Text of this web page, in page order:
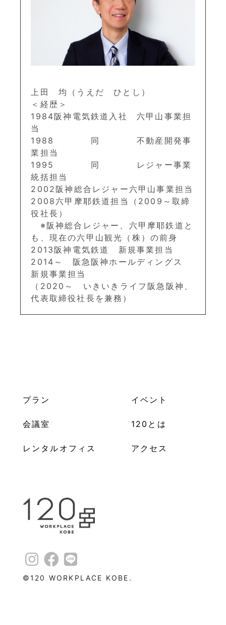
上田 均（うえだ ひとし）
＜経歴＞
1984阪神電気鉄道入社 六甲山事業担
当
1988 同 不動産開発事
業担当
1995 同 レジャー事業
統括担当
2002阪神総合レジャー六甲山事業担当
2008六甲摩耶鉄道担当（2009～取締
役社長）
※阪神総合レジャー、六甲摩耶鉄道と
も、現在の六甲山観光（株）の前身
2013阪神電気鉄道 新規事業担当
2014～ 阪急阪神ホールディングス
新規事業担当
（2020～ いきいきライフ阪急阪神、
代表取締役社長を兼務）
プラン
会議室 120とは
レンタルオフィス
イベント
アクセス
©︎120 WORKPLACE KOBE.